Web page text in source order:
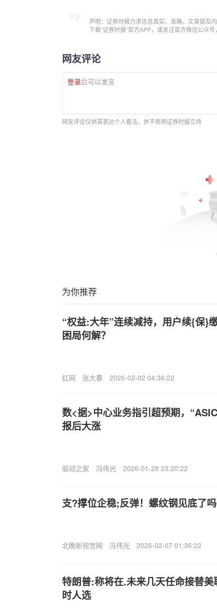
声明：证券时报力求信息真实、准确，文章提及
下载“证券时报”官方APP，或关注官方微信公众
网友评论
登录后可以发言
网友评论仅供其表达个人看法，并不表明证券时报立场
为你推荐
“权益:大年”连续减持，用户续{保}
困局何解？
红网 张大春 2026-02-02 04:36:22
数<据>中心业务指引超预期，
报后大涨
驱动之家 冯伟光 2026-01-28 23:20:22
支?撑位企稳;反弹！螺纹钢见底了
北晚新视觉网 冯伟光 2026-02-07 01:36:22
特朗普:称将在.未来几天任命接替
时人选